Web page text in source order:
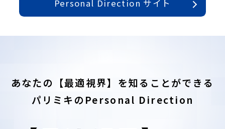
Personal Direction サイト
あなたの【最適視界】を知ることができる
パリミキのPersonal Direction